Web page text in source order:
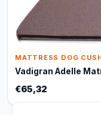
MATTRESS DOG
Vadigran Adelle
€65,32